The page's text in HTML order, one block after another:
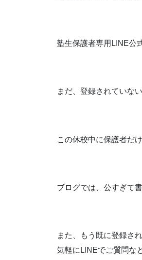
塾生保護者専用LINE公
まだ、登録されていな
この休校中に保護者だ
ブログでは、公すぎて
また、もう既に登録さ
気軽にLINEでご質問な